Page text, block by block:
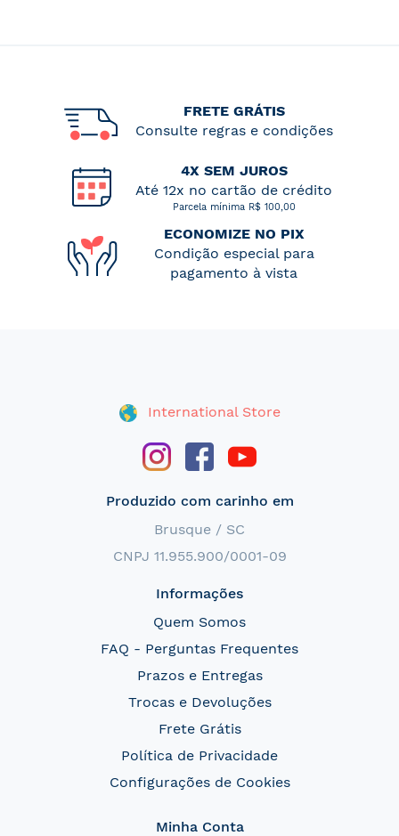
FRETE GRÁTIS
Consulte regras e condições
4X SEM JUROS
Até 12x no cartão de crédito
Parcela mínima R$ 100,00
ECONOMIZE NO PIX
Condição especial para
pagamento à vista
International Store
Produzido com carinho em
Brusque / SC
CNPJ 11.955.900/0001-09
Informações
Quem Somos
FAQ - Perguntas Frequentes
Prazos e Entregas
Trocas e Devoluções
Frete Grátis
Política de Privacidade
Configurações de Cookies
Minha Conta